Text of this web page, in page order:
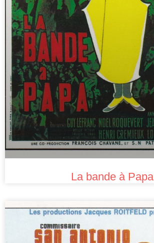
La bande à Papa